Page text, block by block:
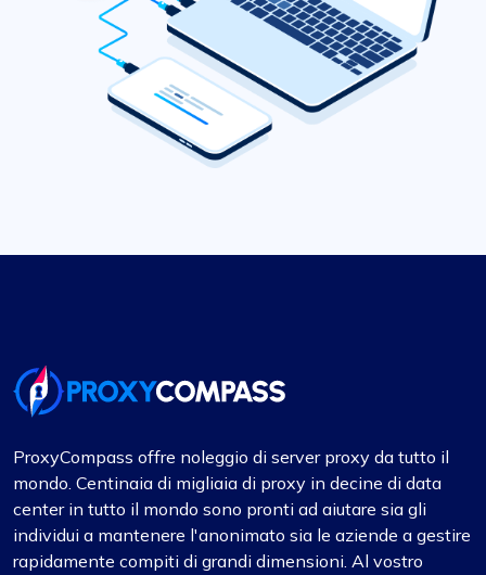
ProxyCompass offre noleggio di server proxy da tutto il
mondo. Centinaia di migliaia di proxy in decine di data
center in tutto il mondo sono pronti ad aiutare sia gli
individui a mantenere l'anonimato sia le aziende a gestire
rapidamente compiti di grandi dimensioni. Al vostro